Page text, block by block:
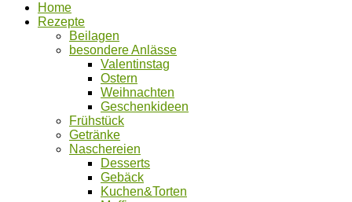
Home
Rezepte
Beilagen
besondere Anlässe
Valentinstag
Ostern
Weihnachten
Geschenkideen
Frühstück
Getränke
Naschereien
Desserts
Gebäck
Kuchen&Torten